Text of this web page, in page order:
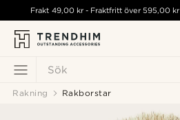
Sök
Frakt 49,00 kr- Fraktfritt över595,00 kr
Rakning Rakborstar